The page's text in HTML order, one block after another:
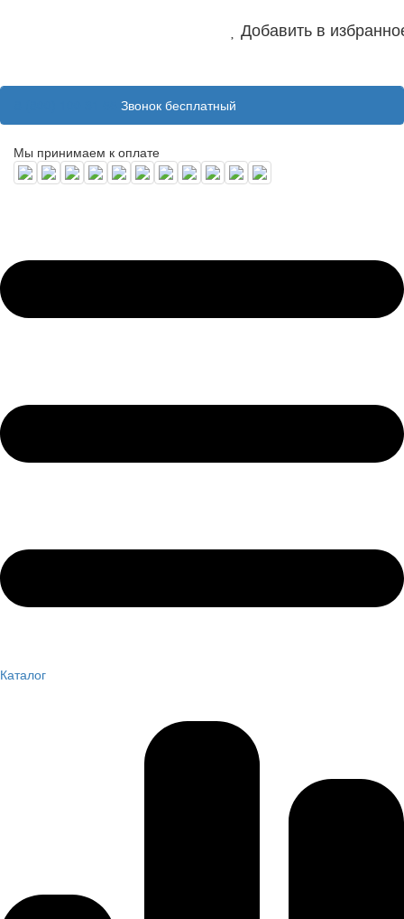
Добавить в
Звонок бесплатный
Мы принимаем к оплате
Каталог